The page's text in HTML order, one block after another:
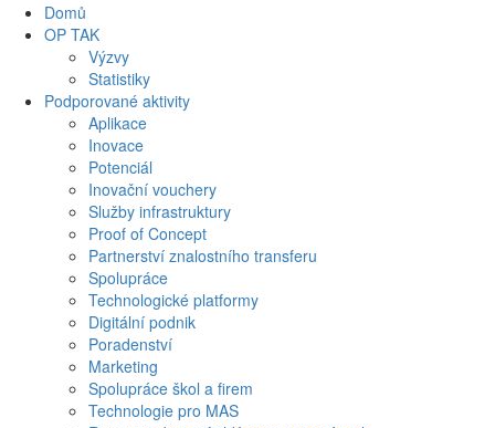
Domů
OP TAK
Výzvy
Statistiky
Podporované aktivity
Aplikace
Inovace
Potenciál
Inovační vouchery
Služby infrastruktury
Proof of Concept
Partnerství znalostního transferu
Spolupráce
Technologické platformy
Digitální podnik
Poradenství
Marketing
Spolupráce škol a firem
Technologie pro MAS